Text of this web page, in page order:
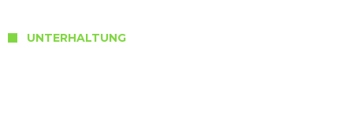
UNTERHALTUNG